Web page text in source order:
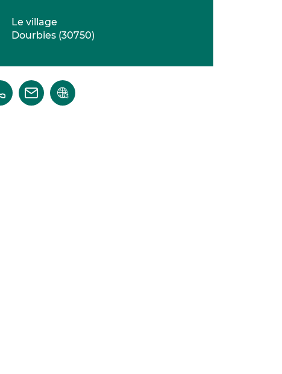
Le village
Dourbies (30750)